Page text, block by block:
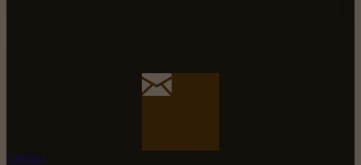
Contact